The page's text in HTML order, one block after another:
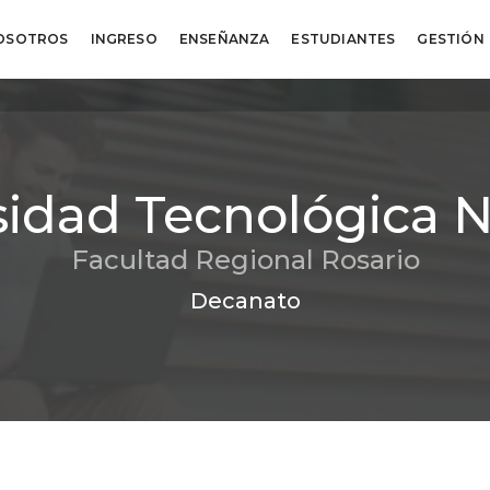
INGRESO ENSEÑANZA ESTUDIANTES GESTIÓN
Tecnológica
Facultad Regional Rosario
Decanato